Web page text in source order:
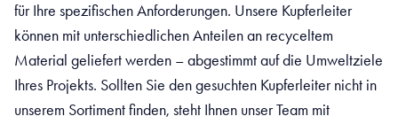
für Ihre spezifischen Anforderungen. Unsere Kupferleiter
können mit unterschiedlichen Anteilen an recyceltem
Material geliefert werden – abgestimmt auf die Umweltziele
Ihres Projekts. Sollten Sie den gesuchten Kupferleiter nicht in
unserem Sortiment finden, steht Ihnen unser Team mit